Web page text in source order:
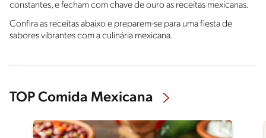
constantes, e fecham com chave de ouro as receitas mexicanas.
Confira as receitas abaixo e preparem-se para uma fiesta de
sabores vibrantes com a culinária mexicana.
TOP Comida Mexicana